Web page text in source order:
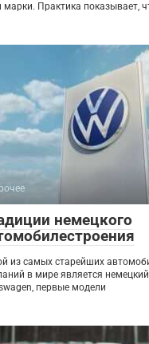
марки. Практика показывает,
немецкого
из самых старейших
в мире является
первые модели